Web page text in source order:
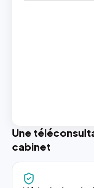
Une
cabinet